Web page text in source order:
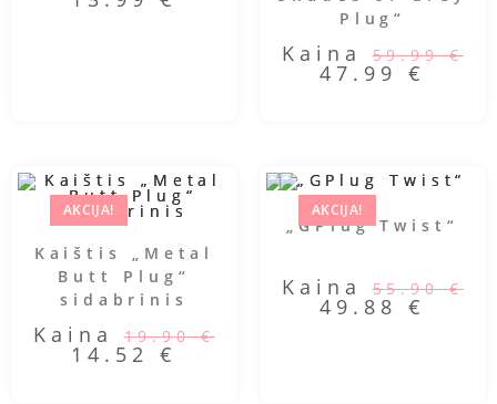
Plug“
Kaina59.99€
47.99 €
AKCIJA!
Kaištis „Metal
Butt Plug“
sidabrinis
Kaina19.90€
14.52 €
AKCIJA!
„GPlug Twist“
Kaina55.90€
49.88 €